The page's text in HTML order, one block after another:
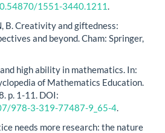
1551-3440.1211.
B. Creativity and giftedness:
and beyond. Cham: Springer,
high ability in mathematics. In:
of Mathematics Education.
p. 1-11. DOI:
978-3-319-77487-9_65-4.
needs more research: the nature